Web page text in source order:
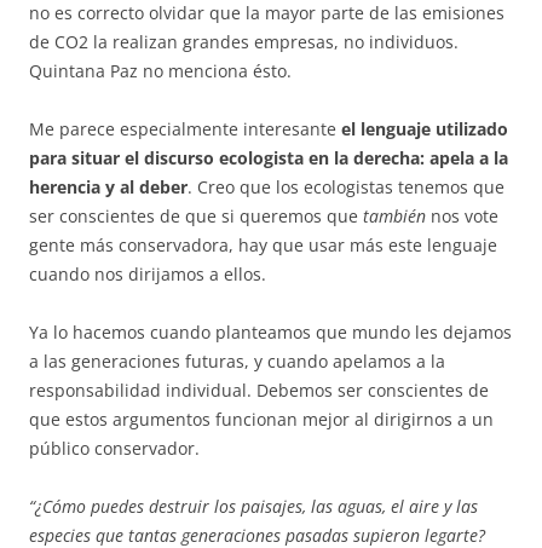
no es correcto olvidar que la mayor parte de las emisiones
de CO2 la realizan grandes empresas, no individuos.
Quintana Paz no menciona ésto.
Me parece especialmente interesante el lenguaje utilizado
para situar el discurso ecologista en la derecha: apela a la
herencia y al deber. Creo que los ecologistas tenemos que
ser conscientes de que si queremos que también nos vote
gente más conservadora, hay que usar más este lenguaje
cuando nos dirijamos a ellos.
Ya lo hacemos cuando planteamos que mundo les dejamos
a las generaciones futuras, y cuando apelamos a la
responsabilidad individual. Debemos ser conscientes de
que estos argumentos funcionan mejor al dirigirnos a un
público conservador.
“¿Cómo puedes destruir los paisajes, las aguas, el aire y las
especies que tantas generaciones pasadas supieron legarte?